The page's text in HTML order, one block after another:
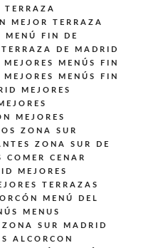
TERRAZA
MEJOR TERRAZA
MENÚ FIN DE
TERRAZA DE MADRID
MEJORES MENÚS FIN
MEJORES MENÚS FIN
MEJORES
MEJORES
ZONA SUR
ZONA SUR DE
COMER CENAR
MEJORES
TERRAZAS
MENÚ DEL
MENUS
SUR MADRID
ALCORCON